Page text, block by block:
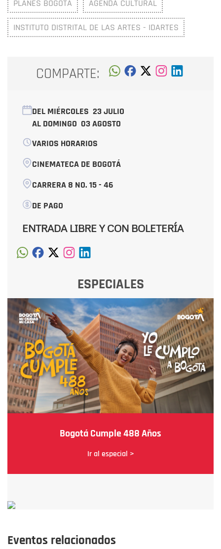
PLANES BOGOTÁ AGENDA CULTURAL
INSTITUTO DISTRITAL DE LAS ARTES - IDARTES
COMPARTE:
DEL MIÉRCOLES 23 JULIO
AL DOMINGO 03 AGOSTO
VARIOS HORARIOS
CINEMATECA DE BOGOTÁ
CARRERA 8 NO. 15 - 46
DE PAGO
ENTRADA LIBRE Y CON BOLETERÍA
ESPECIALES
Bogotá Cumple 488 Años
Ir al especial >
Eventos relacionados